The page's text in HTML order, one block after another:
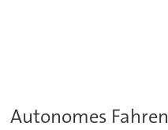
Autonomes Fahren